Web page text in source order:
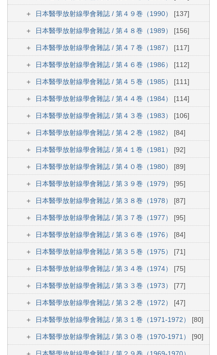
日本醫學放射線學會雜誌 / 第４９巻（1990） [137]
日本醫學放射線學會雜誌 / 第４８巻（1989） [156]
日本醫學放射線學會雜誌 / 第４７巻（1987） [117]
日本醫學放射線學會雜誌 / 第４６巻（1986） [112]
日本醫學放射線學會雜誌 / 第４５巻（1985） [111]
日本醫學放射線學會雜誌 / 第４４巻（1984） [114]
日本醫學放射線學會雜誌 / 第４３巻（1983） [106]
日本醫學放射線學會雜誌 / 第４２巻（1982） [84]
日本醫學放射線學會雜誌 / 第４１巻（1981） [92]
日本醫學放射線學會雜誌 / 第４０巻（1980） [89]
日本醫學放射線學會雜誌 / 第３９巻（1979） [95]
日本醫學放射線學會雜誌 / 第３８巻（1978） [87]
日本醫學放射線學會雜誌 / 第３７巻（1977） [95]
日本醫學放射線學會雜誌 / 第３６巻（1976） [84]
日本醫學放射線學會雜誌 / 第３５巻（1975） [71]
日本醫學放射線學會雜誌 / 第３４巻（1974） [75]
日本醫學放射線學會雜誌 / 第３３巻（1973） [77]
日本醫學放射線學會雜誌 / 第３２巻（1972） [47]
日本醫學放射線學會雜誌 / 第３１巻（1971-1972） [80]
日本醫學放射線學會雜誌 / 第３０巻（1970-1971） [90]